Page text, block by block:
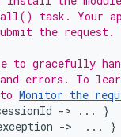
task. Your
the request.
to gracefully
errors. To
Monitor the
-> ...
}
-> ... }